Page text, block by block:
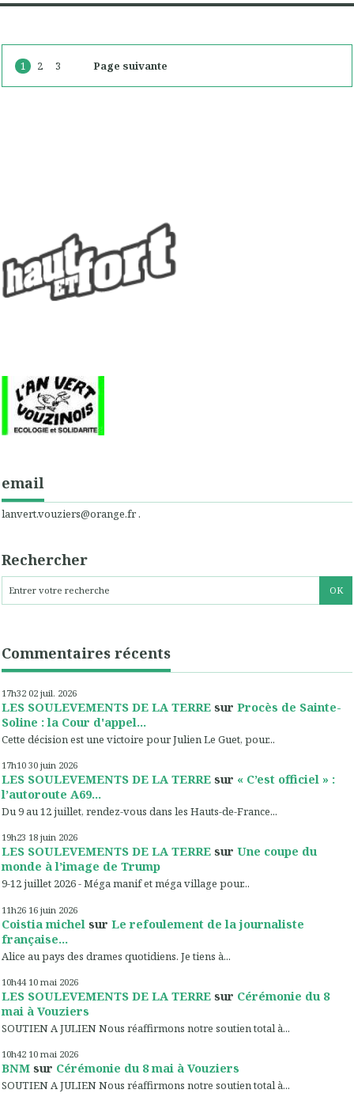
1 2 3 Page suivante
email
lanvert.vouziers@orange.fr .
Rechercher
Commentaires récents
17h32 02 juil. 2026
LES SOULEVEMENTS DE LA TERRE sur Procès de Sainte-
Soline : la Cour d'appel...
Cette décision est une victoire pour Julien Le Guet, pour...
17h10 30 juin 2026
LES SOULEVEMENTS DE LA TERRE sur « C’est officiel » :
l’autoroute A69...
Du 9 au 12 juillet, rendez-vous dans les Hauts-de-France...
19h23 18 juin 2026
LES SOULEVEMENTS DE LA TERRE sur Une coupe du
monde à l’image de Trump
9-12 juillet 2026 - Méga manif et méga village pour...
11h26 16 juin 2026
Coistia michel sur Le refoulement de la journaliste
française...
Alice au pays des drames quotidiens. Je tiens à...
10h44 10 mai 2026
LES SOULEVEMENTS DE LA TERRE sur Cérémonie du 8
mai à Vouziers
SOUTIEN A JULIEN Nous réaffirmons notre soutien total à...
10h42 10 mai 2026
BNM sur Cérémonie du 8 mai à Vouziers
SOUTIEN A JULIEN Nous réaffirmons notre soutien total à...